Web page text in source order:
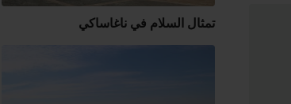
تمثال السلام في ناغاساكي